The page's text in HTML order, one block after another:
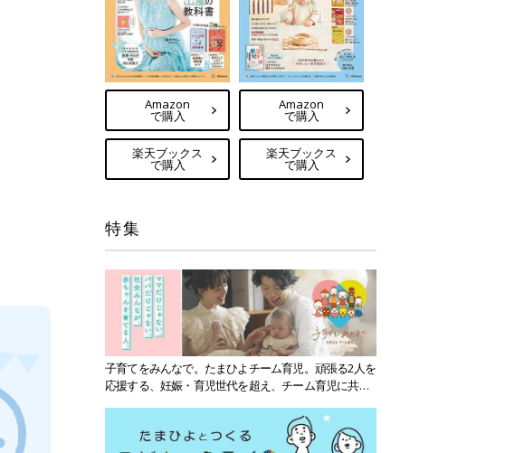
Amazon
で購入
楽天ブックス
で購入
Amazon
で購入
楽天ブックス
で購入
特集
子育てをみんなで。たまひよチーム育児。頑張る2人を
応援する、妊娠・育児世代を超え、チーム育児に共感